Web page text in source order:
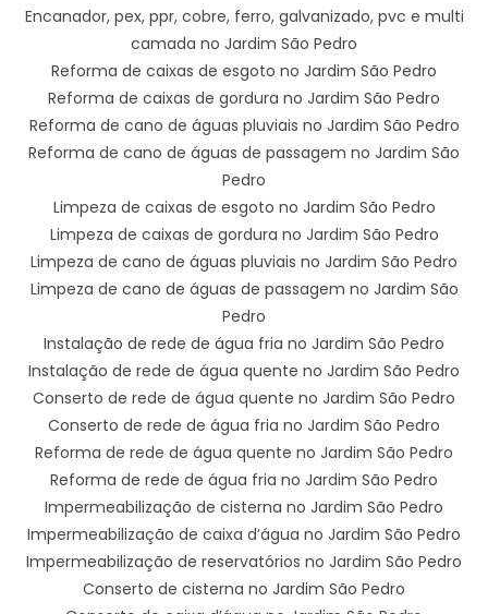
Encanador, pex, ppr, cobre, ferro, galvanizado, pvc e multi
camada no Jardim São Pedro
Reforma de caixas de esgoto no Jardim São Pedro
Reforma de caixas de gordura no Jardim São Pedro
Reforma de cano de águas pluviais no Jardim São Pedro
Reforma de cano de águas de passagem no Jardim São
Pedro
Limpeza de caixas de esgoto no Jardim São Pedro
Limpeza de caixas de gordura no Jardim São Pedro
Limpeza de cano de águas pluviais no Jardim São Pedro
Limpeza de cano de águas de passagem no Jardim São
Pedro
Instalação de rede de água fria no Jardim São Pedro
Instalação de rede de água quente no Jardim São Pedro
Conserto de rede de água quente no Jardim São Pedro
Conserto de rede de água fria no Jardim São Pedro
Reforma de rede de água quente no Jardim São Pedro
Reforma de rede de água fria no Jardim São Pedro
Impermeabilização de cisterna no Jardim São Pedro
Impermeabilização de caixa d’água no Jardim São Pedro
Impermeabilização de reservatórios no Jardim São Pedro
Conserto de cisterna no Jardim São Pedro